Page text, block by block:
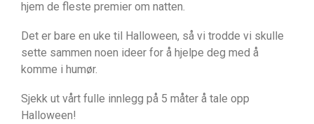
hjem de fleste premier om natten.
Det er bare en uke til Halloween, så vi trodde vi skulle
sette sammen noen ideer for å hjelpe deg med å
komme i humør.
Sjekk ut vårt fulle innlegg på 5 måter å tale opp
Halloween!